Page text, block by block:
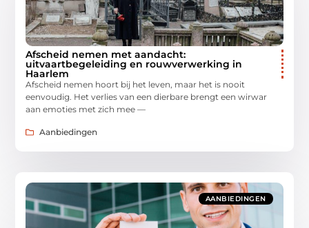
Afscheid nemen met aandacht:
uitvaartbegeleiding en rouwverwerking in
Haarlem
Afscheid nemen hoort bij het leven, maar het is nooit
eenvoudig. Het verlies van een dierbare brengt een wirwar
aan emoties met zich mee —
Aanbiedingen
AANBIEDINGEN